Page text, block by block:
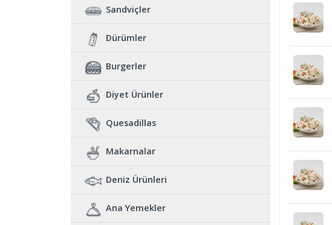
Sandviçler
Dürümler
Burgerler
Diyet Ürünler
Quesadillas
Makarnalar
Deniz Ürünleri
Ana Yemekler